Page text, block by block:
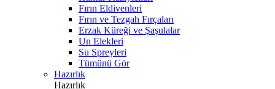
Fırın Eldivenleri
Fırın ve Tezgah Fırçaları
Erzak Küreği ve Şaşulalar
Un Elekleri
Su Spreyleri
Tümünü Gör
Hazırlık
Hazırlık